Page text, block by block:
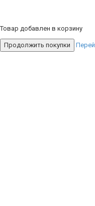
Товар добавлен в корзину
Продолжить покупки